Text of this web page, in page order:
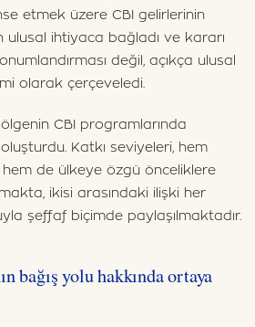
etmek üzere CBI gelirlerinin
ulusal ihtiyaca bağladı ve kararı
değil, açıkça ulusal
olarak çerçeveledi.
CBI programlarında
Katkı seviyeleri, hem
de ülkeye özgü önceliklere
ikisi arasındaki ilişki her
şeffaf biçimde paylaşılmaktadır.
bağış yolu hakkında ortaya